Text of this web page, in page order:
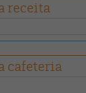
aquisição da
comprometer a
respeito e
de empresas
a
Associação
receita
cafeteria